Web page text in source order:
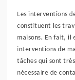
Les interventions
constituent les
maisons. En fait, il
interventions de
tâches qui sont
nécessaire de